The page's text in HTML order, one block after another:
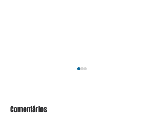
Comentários